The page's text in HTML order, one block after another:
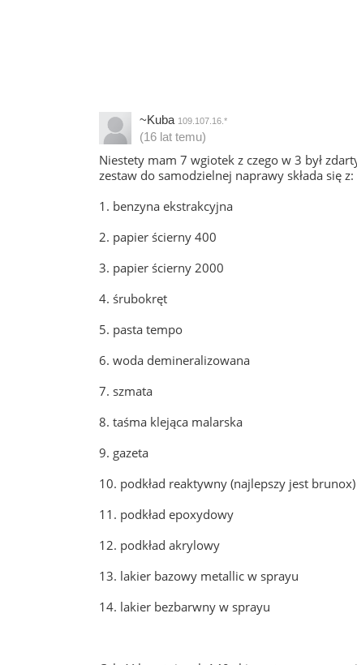
~Kuba 109.107.16.*
(16 lat temu)
Niestety mam 7 wgiotek z czego w 3 był
zestaw do samodzielnej naprawy składa się z:
1. benzyna ekstrakcyjna
2. papier ścierny 400
3. papier ścierny 2000
4. śrubokręt
5. pasta tempo
6. woda demineralizowana
7. szmata
8. taśma klejąca malarska
9. gazeta
10. podkład reaktywny (najlepszy jest brunox)
11. podkład epoxydowy
12. podkład akrylowy
13. lakier bazowy metallic w sprayu
14. lakier bezbarwny w sprayu